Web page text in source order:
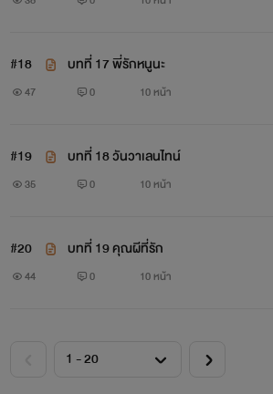
#18 บทที่ 17 พี่รักหนูนะ
47 0 10 หน้า
#19 บทที่ 18 วันวาเลนไทน์
35 0 10 หน้า
#20 บทที่ 19 คุณผีที่รัก
44 0 10 หน้า